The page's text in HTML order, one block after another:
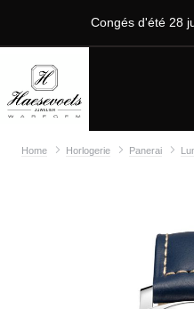
Congés d'été 28
Home Horlogerie Panerai